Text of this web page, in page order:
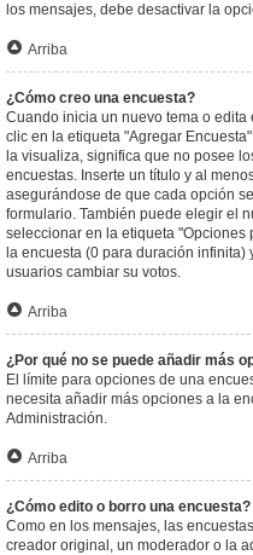
los mensajes, debe desactivar la
Arriba
¿Cómo creo una encuesta?
Cuando inicia un nuevo tema o
clic en la etiqueta "Agregar
la visualiza, significa que no posee
encuestas. Inserte un título y al
asegurándose de que cada opción
formulario. También puede elegir el
seleccionar en la etiqueta
la encuesta (0 para duración
usuarios cambiar su votos.
Arriba
¿Por qué no se puede añadir más
El límite para opciones de una
necesita añadir más opciones a la
Administración.
Arriba
¿Cómo edito o borro una encuesta?
Como en los mensajes, las
creador original, un moderador o la